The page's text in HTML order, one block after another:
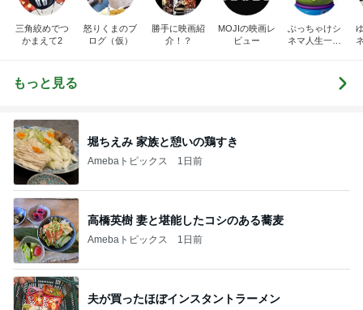
三角絞めでつ
かまえて2
怒りくまのブ
ログ（仮）
勝手に映画紹
介！？
MOJIの映画レ
ビュー
ぶっちゃけシ
ネマ人生一直
もっと見る
堀ちえみ 家族と憩いの鶏すき
Amebaトピックス 1日前
高橋英樹 妻と堪能したコシのある蕎麦
Amebaトピックス 1日前
夫が買ったほぼインスタントラーメン